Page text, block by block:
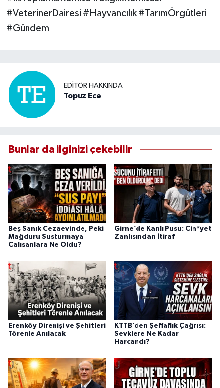
#VeterinerDairesi #Hayvancılık #TarımÖrgütleri
#Gündem
EDITÖR HAKKINDA
Topuz Ece
Bunlar da ilginizi çekebilir
Beş Sanık Cezaevinde, Peki
Mağduru Susturmaya
Çalışanlara Ne Oldu?
Girne’de Kanlı Pusu: Cin*yet
Zanlısından İtiraf
Erenköy Direnişi ve Şehitleri
Törenle Anılacak
KTTB’den Şeffaflık Çağrısı:
Sevklere Ne Kadar
Harcandı?